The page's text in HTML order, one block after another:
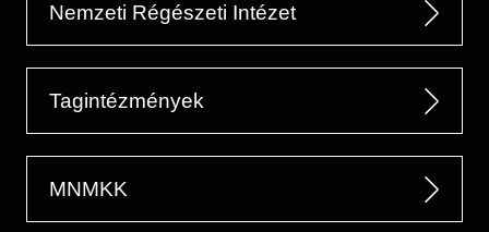
Nemzeti Régészeti Intézet
Tagintézmények
MNMKK